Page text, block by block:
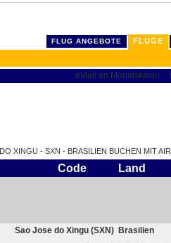
FLUG ANGEBOTE FLÜGE
XINGU - SXN - BRASILIEN BUCHEN MIT
Code Land
Sao Jose do Xingu (SXN) Brasilien